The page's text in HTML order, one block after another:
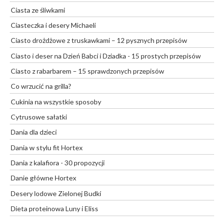
Ciasta ze śliwkami
Ciasteczka i desery Michaeli
Ciasto drożdżowe z truskawkami – 12 pysznych przepisów
Ciasto i deser na Dzień Babci i Dziadka - 15 prostych przepisów
Ciasto z rabarbarem – 15 sprawdzonych przepisów
Co wrzucić na grilla?
Cukinia na wszystkie sposoby
Cytrusowe sałatki
Dania dla dzieci
Dania w stylu fit Hortex
Dania z kalafiora - 30 propozycji
Danie główne Hortex
Desery lodowe Zielonej Budki
Dieta proteinowa Luny i Eliss